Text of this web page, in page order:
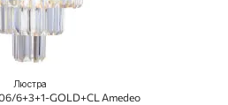
Люстра
6+3+1-GOLD+CL Amedeo